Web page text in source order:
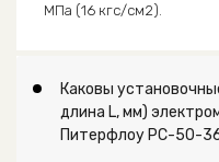
МПа (16 кгс/см2).
Каковы
длина L, мм)
Питерфлоу РС-50-